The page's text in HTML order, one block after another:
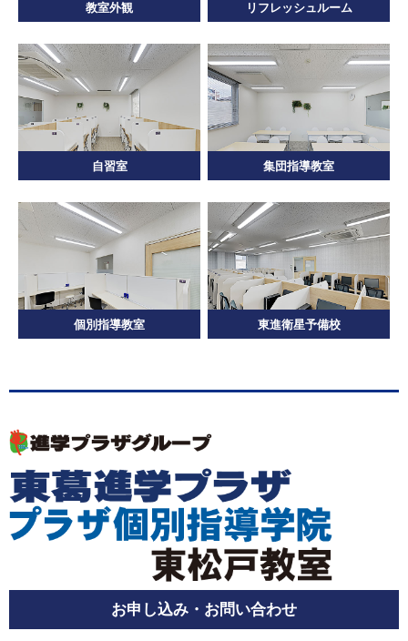
教室外観 リフレッシュルーム
自習室 集団指導教室
個別指導教室 東進衛星予備校
お申し込み・お問い合わせ